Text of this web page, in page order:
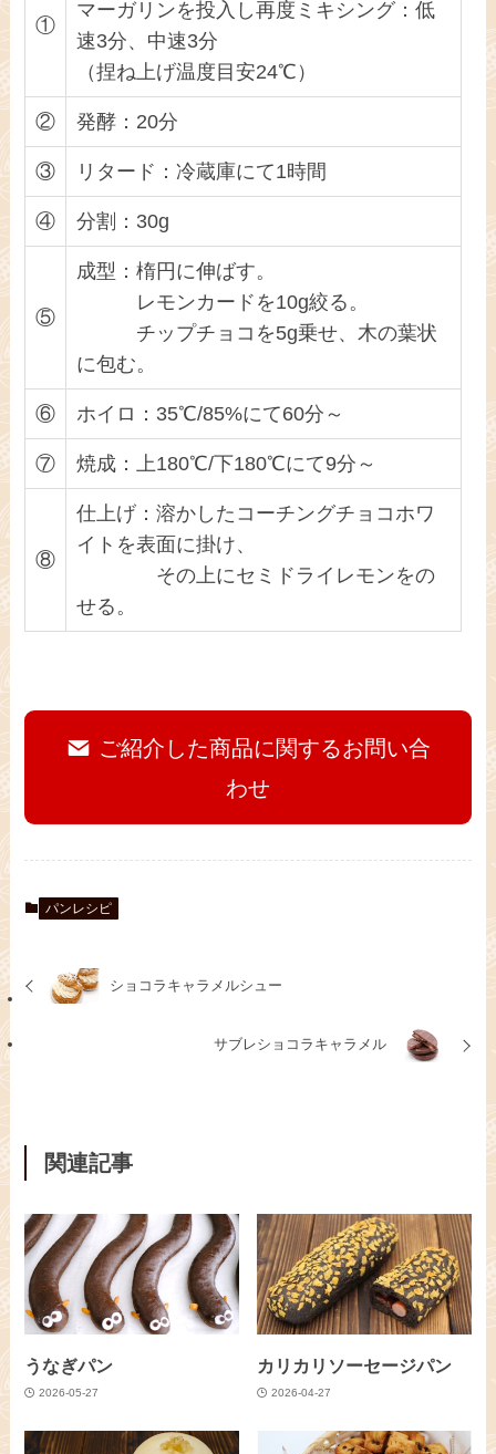
①
マーガリンを投入し再度ミキシング：低
速3分、中速3分
（捏ね上げ温度目安24℃）
② 発酵：20分
③ リタード：冷蔵庫にて1時間
④ 分割：30g
⑤
成型：楕円に伸ばす。
レモンカードを10g絞る。
チップチョコを5g乗せ、木の葉状
に包む。
⑥ ホイロ：35℃/85%にて60分～
⑦ 焼成：上180℃/下180℃にて9分～
⑧
仕上げ：溶かしたコーチングチョコホワ
イトを表面に掛け、
その上にセミドライレモンをの
せる。
ご紹介した商品に関するお問い合
わせ
パンレシピ
ショコラキャラメルシュー
サブレショコラキャラメル
関連記事
うなぎパン
2026-05-27
カリカリソーセージパン
2026-04-27